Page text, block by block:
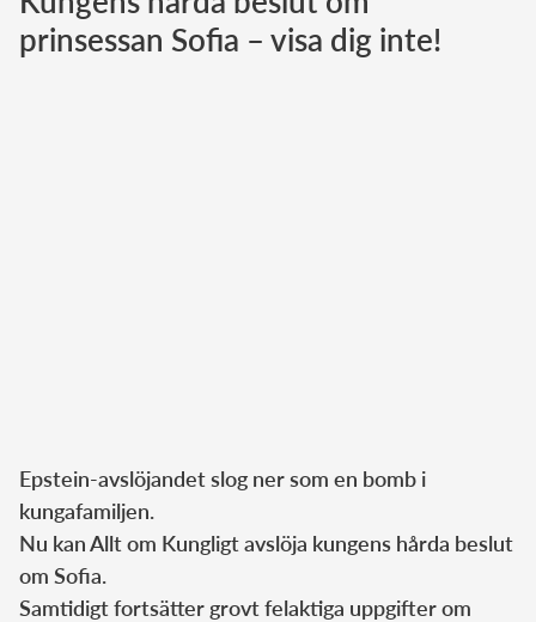
Norska kungahuset
prinsessan Sofia – visa dig inte!
Epstein-avslöjandet slog ner som en bomb i
kungafamiljen.
Nu kan Allt om Kungligt avslöja kungens hårda beslut
om Sofia.
Samtidigt fortsätter grovt felaktiga uppgifter om